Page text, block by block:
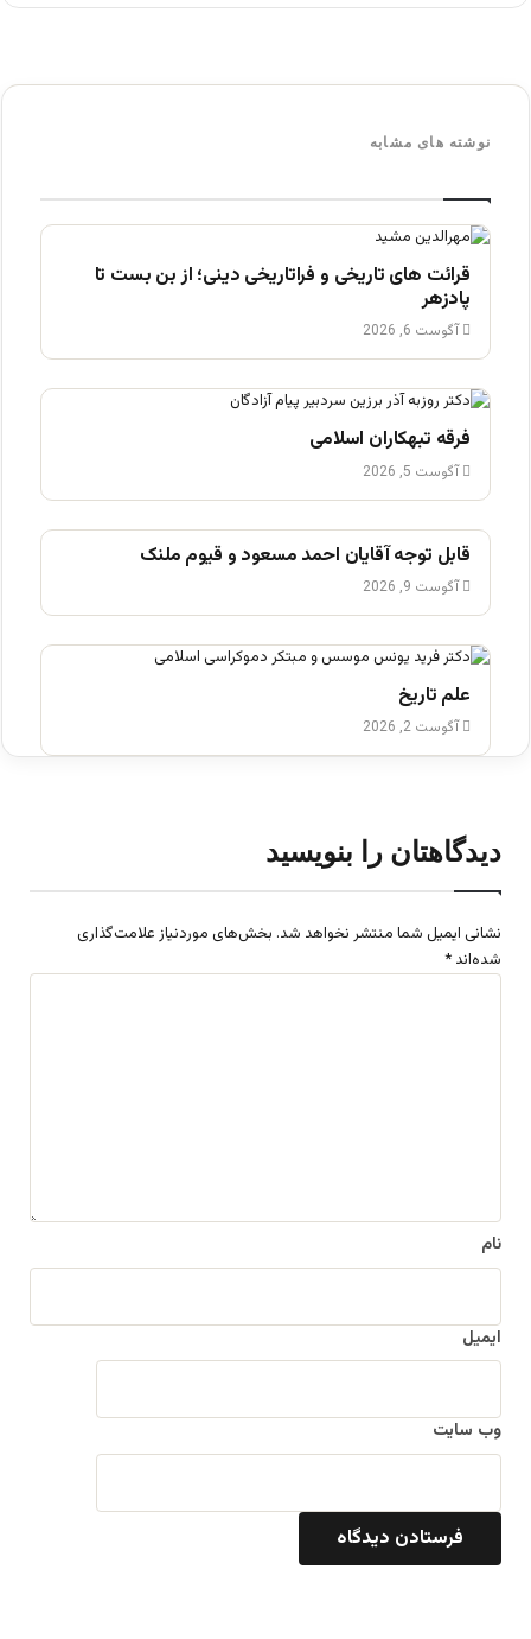
نوشته های مشابه
قرائت های تاریخی و فراتاریخی دینی؛ از بن بست تا
پادزهر
آگوست 6, 2026
فرقه تبهکاران اسلامی
آگوست 5, 2026
قابل توجه آقایان احمد مسعود و قیوم ملنک
آگوست 9, 2026
علم تاریخ
آگوست 2, 2026
دیدگاهتان را بنویسید
نشانی ایمیل شما منتشر نخواهد شد. بخش‌های موردنیاز علامت‌گذاری
شده‌اند *
نام
ایمیل
وب‌ سایت